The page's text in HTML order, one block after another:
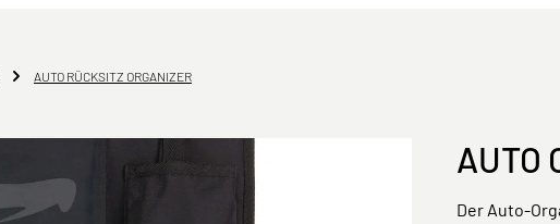
AUTO RÜCKSITZ ORGANIZER
AUTO
Der Auto-